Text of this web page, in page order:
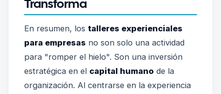
Transforma
En resumen, los talleres experienciales
para empresas no son solo una actividad
para "romper el hielo". Son una inversión
estratégica en el capital humano de la
organización. Al centrarse en la experiencia